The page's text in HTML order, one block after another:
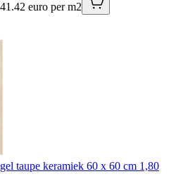
euro per m2
taupe keramiek 60 x 60 cm 1,80